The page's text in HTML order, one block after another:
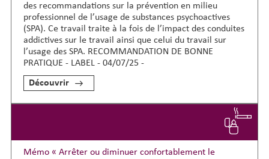
des recommandations sur la prévention en milieu
professionnel de l’usage de substances psychoactives
(SPA). Ce travail traite à la fois de l’impact des conduites
addictives sur le travail ainsi que celui du travail sur
l’usage des SPA. RECOMMANDATION DE BONNE
PRATIQUE - LABEL - 04/07/25 -
Découvrir
Mémo « Arrêter ou diminuer confortablement le